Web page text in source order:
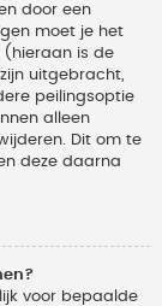
door een
moet je het
(hieraan is de
uitgebracht,
peilingsoptie
alleen
Dit om te
deze daarna
voor bepaalde